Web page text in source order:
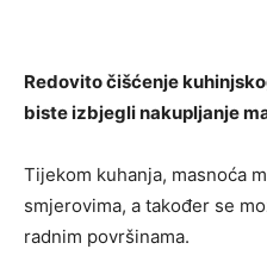
Redovito čišćenje
biste izbjegli nakupljanje
Tijekom kuhanja, masnoća
smjerovima, a također se
radnim površinama.